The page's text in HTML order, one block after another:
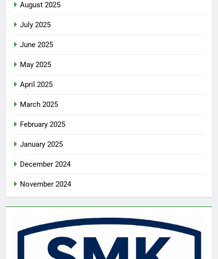
August 2025
July 2025
June 2025
May 2025
April 2025
March 2025
February 2025
January 2025
December 2024
November 2024